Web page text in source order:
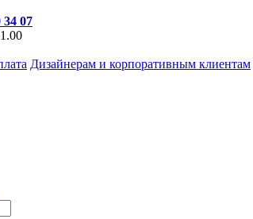
34 07
Дизайнерам и корпоративным клиентам